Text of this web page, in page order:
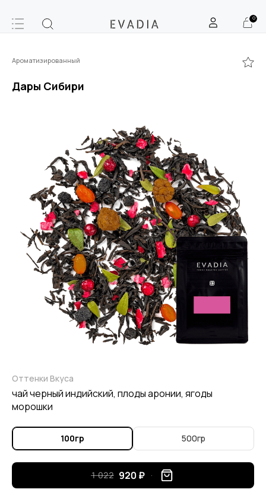
0
Ароматизированный
Дары Сибири
Оттенки Вкуса
чай черный индийский, плоды аронии, ягоды
морошки
100гр 500гр
1 022 920 ₽